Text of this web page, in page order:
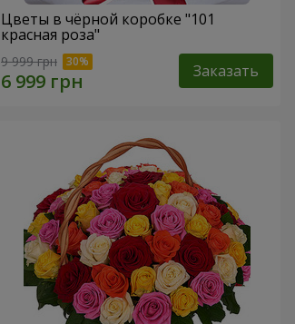
Цветы в чёрной коробке "101
красная роза"
9 999 грн Заказать